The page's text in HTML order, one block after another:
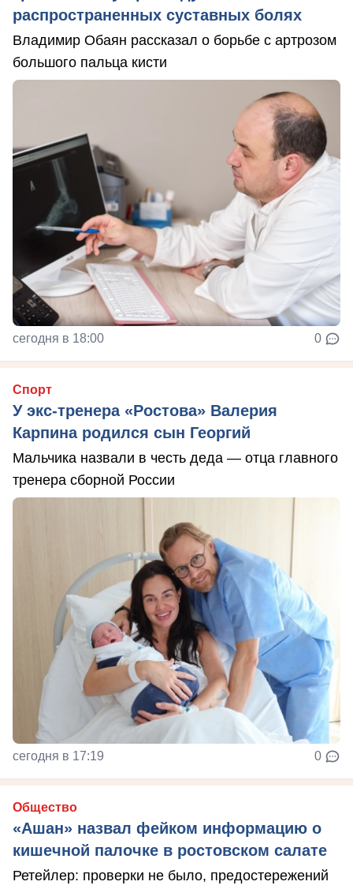
распространенных суставных болях
Владимир Обаян рассказал о борьбе с артрозом
большого пальца кисти
сегодня в 18:00 0
Спорт
У экс-тренера «Ростова» Валерия
Карпина родился сын Георгий
Мальчика назвали в честь деда — отца главного
тренера сборной России
сегодня в 17:19 0
Общество
«Ашан» назвал фейком информацию о
кишечной палочке в ростовском салате
Ретейлер: проверки не было, предостережений